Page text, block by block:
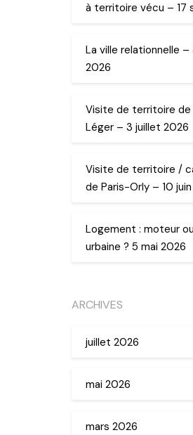
à territoire vécu – 17
La ville relationnelle
2026
Visite de territoire
Léger – 3 juillet 2026
Visite de territoire /
de Paris-Orly – 10
Logement : moteur
urbaine ? 5 mai 2026
ARCHIVES
juillet 2026
mai 2026
mars 2026